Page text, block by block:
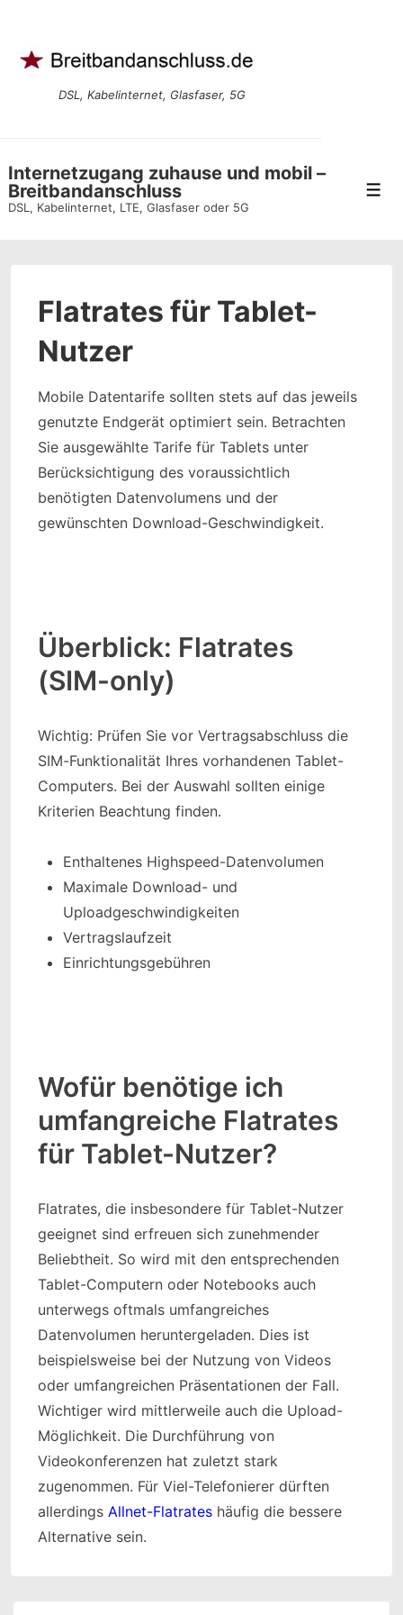
Inhalt
DSL, Kabelinternet, Glasfaser, 5G
Internetzugang zuhause und mobil –
Breitbandanschluss
DSL, Kabelinternet, LTE, Glasfaser oder 5G
Flatrates für Tablet-
Nutzer
Mobile Datentarife sollten stets auf das jeweils
genutzte Endgerät optimiert sein. Betrachten
Sie ausgewählte Tarife für Tablets unter
Berücksichtigung des voraussichtlich
benötigten Datenvolumens und der
gewünschten Download-Geschwindigkeit.
Überblick: Flatrates
(SIM-only)
Wichtig: Prüfen Sie vor Vertragsabschluss die
SIM-Funktionalität Ihres vorhandenen Tablet-
Computers. Bei der Auswahl sollten einige
Kriterien Beachtung finden.
Enthaltenes Highspeed-Datenvolumen
Maximale Download- und
Uploadgeschwindigkeiten
Vertragslaufzeit
Einrichtungsgebühren
Wofür benötige ich
umfangreiche Flatrates
für Tablet-Nutzer?
Flatrates, die insbesondere für Tablet-Nutzer
geeignet sind erfreuen sich zunehmender
Beliebtheit. So wird mit den entsprechenden
Tablet-Computern oder Notebooks auch
unterwegs oftmals umfangreiches
Datenvolumen heruntergeladen. Dies ist
beispielsweise bei der Nutzung von Videos
oder umfangreichen Präsentationen der Fall.
Wichtiger wird mittlerweile auch die Upload-
Möglichkeit. Die Durchführung von
Videokonferenzen hat zuletzt stark
zugenommen. Für Viel-Telefonierer dürften
allerdings Allnet-Flatrates häufig die bessere
Alternative sein.